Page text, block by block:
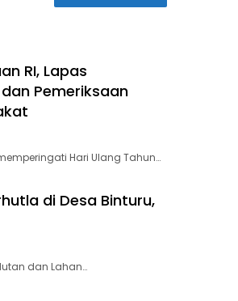
RI, Lapas
Pemeriksaan
Hari Ulang Tahun…
di Desa Binturu,
dan Lahan…